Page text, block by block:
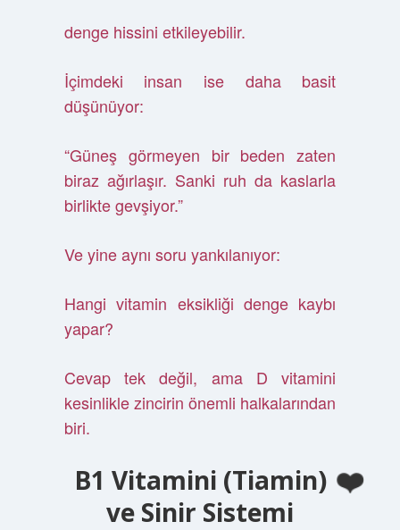
denge hissini etkileyebilir.
İçimdeki insan ise daha basit
düşünüyor:
“Güneş görmeyen bir beden zaten
biraz ağırlaşır. Sanki ruh da kaslarla
birlikte gevşiyor.”
Ve yine aynı soru yankılanıyor:
Hangi vitamin eksikliği denge kaybı
yapar?
Cevap tek değil, ama D vitamini
kesinlikle zincirin önemli halkalarından
biri.
B1 Vitamini (Tiamin)
ve Sinir Sistemi